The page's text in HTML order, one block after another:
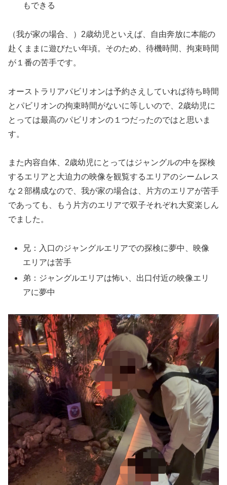
もできる
（我が家の場合、）2歳幼児といえば、自由奔放に本能の
赴くままに遊びたい年頃。そのため、待機時間、拘束時間
が１番の苦手です。
オーストラリアパビリオンは予約さえしていれば待ち時間
とパビリオンの拘束時間がないに等しいので、2歳幼児に
とっては最高のパビリオンの１つだったのではと思いま
す。
また内容自体、2歳幼児にとってはジャングルの中を探検
するエリアと大迫力の映像を観覧するエリアのシームレス
な２部構成なので、我が家の場合は、片方のエリアが苦手
であっても、もう片方のエリアで双子それぞれ大変楽しん
でました。
兄：入口のジャングルエリアでの探検に夢中、映像
エリアは苦手
弟：ジャングルエリアは怖い、出口付近の映像エリ
アに夢中